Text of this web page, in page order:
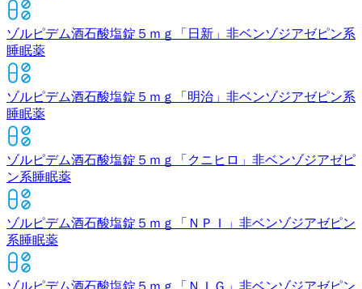
ゾルピデム酒石酸塩錠５ｍｇ「日新」 非ベンゾジアゼピン系
睡眠薬
ゾルピデム酒石酸塩錠５ｍｇ「明治」 非ベンゾジアゼピン系
睡眠薬
ゾルピデム酒石酸塩錠５ｍｇ「クニヒロ」 非ベンゾジアゼピ
ン系睡眠薬
ゾルピデム酒石酸塩錠５ｍｇ「ＮＰＩ」 非ベンゾジアゼピン
系睡眠薬
ゾルピデム酒石酸塩錠５ｍｇ「ＮＩＧ」 非ベンゾジアゼピン